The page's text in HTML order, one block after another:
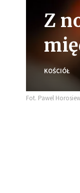
Z
KOŚCIÓŁ
Fot. Pawel